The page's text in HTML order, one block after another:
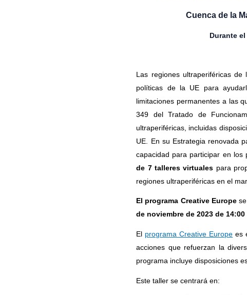
Cuenca de la
Durante
Las regiones ultraperiféricas
políticas de la UE para
limitaciones permanentes a las
349 del Tratado de
ultraperiféricas, incluidas
UE. En su Estrategia renovada
capacidad para participar en los
de 7 talleres virtuales para
regiones ultraperiféricas en el
El programa Creative Europe
de noviembre de 2023 de 14:00
El programa Creative Europe es
acciones que refuerzan la
programa incluye disposiciones
Este taller se centrará en: